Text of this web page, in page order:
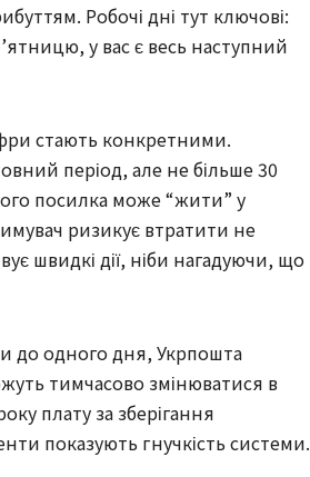
Робочі дні тут ключові:
у вас є весь наступний
стають конкретними.
період, але не більше 30
посилка може “жити” у
ризикує втратити не
швидкі дії, ніби нагадуючи, що
до одного дня, Укрпошта
тимчасово змінюватися в
плату за зберігання
показують гнучкість системи.